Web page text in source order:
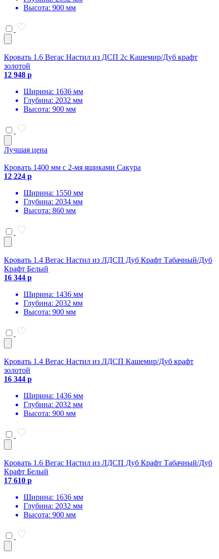
Высота: 900 мм
Кровать 1.6 Вегас Настил из ДСП 2с Кашемир/Дуб крафт
золотой
12 948 р
Ширина: 1636 мм
Глубина: 2032 мм
Высота: 900 мм
Лучшая цена
Кровать 1400 мм с 2-мя ящиками Сакура
12 224 р
Ширина: 1550 мм
Глубина: 2034 мм
Высота: 860 мм
Кровать 1.4 Вегас Настил из ЛДСП Дуб Крафт Табачный/Дуб
Крафт Белый
16 344 р
Ширина: 1436 мм
Глубина: 2032 мм
Высота: 900 мм
Кровать 1.4 Вегас Настил из ЛДСП Кашемир/Дуб крафт
золотой
16 344 р
Ширина: 1436 мм
Глубина: 2032 мм
Высота: 900 мм
Кровать 1.6 Вегас Настил из ЛДСП Дуб Крафт Табачный/Дуб
Крафт Белый
17 610 р
Ширина: 1636 мм
Глубина: 2032 мм
Высота: 900 мм